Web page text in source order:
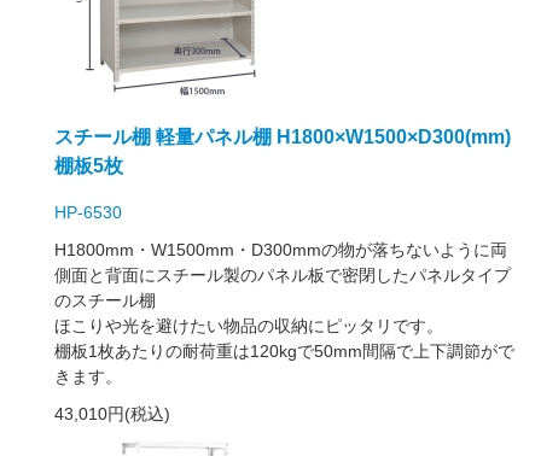
スチール棚 軽量パネル棚 H1800×W1500×D300(mm)
棚板5枚
HP-6530
H1800mm・W1500mm・D300mmの物が落ちないように両
側面と背面にスチール製のパネル板で密閉したパネルタイプ
のスチール棚
ほこりや光を避けたい物品の収納にピッタリです。
棚板1枚あたりの耐荷重は120kgで50mm間隔で上下調節がで
きます。
43,010円(税込)